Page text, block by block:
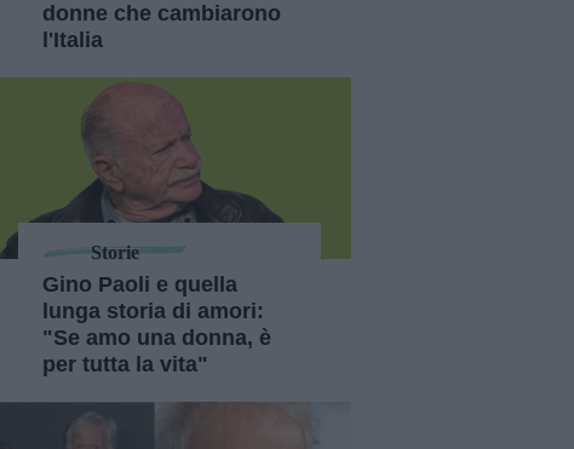
donne che cambiarono
l'Italia
Storie
Gino Paoli e quella
lunga storia di amori:
"Se amo una donna, è
per tutta la vita"